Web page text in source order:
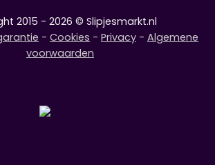
2015 - 2026 © Slipjesmarkt.nl
- Cookies - Privacy - Algemene
voorwaarden